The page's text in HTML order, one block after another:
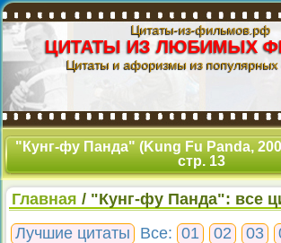
Цитаты-из-фильмов.рф
ЦИТАТЫ ИЗ ЛЮБИМЫХ
Цитаты и афоризмы из
"Кунг-фу Панда" (Kung Fu Panda,
стр. 13
Главная / "Кунг-фу Панда": все
Лучшие цитаты
Все: 01 02 03